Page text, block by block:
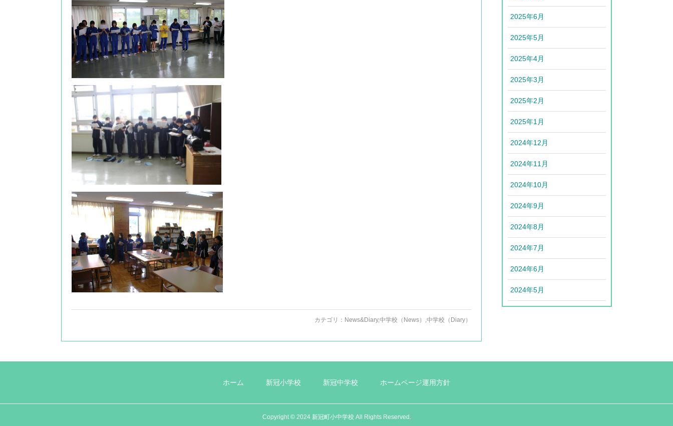
カテゴリ： News&Diary,中学校（News） ,中学校（Diary）
2025年6月
2025年5月
2025年4月
2025年3月
2025年2月
2025年1月
2024年12月
2024年11月
2024年10月
2024年9月
2024年8月
2024年7月
2024年6月
2024年5月
ホーム 新冠小学校 新冠中学校 ホームページ運用方針
Copyright © 2024 新冠町小中学校 All Rights Reserved.